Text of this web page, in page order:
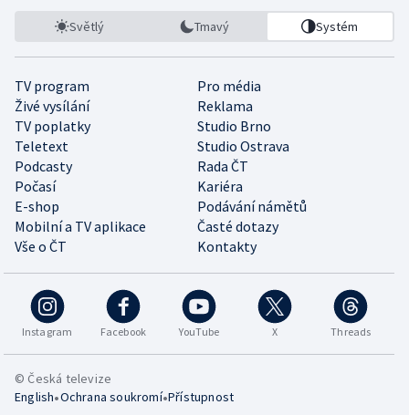
Světlý Tmavý Systém
TV program
Pro média
Živé vysílání
Reklama
TV poplatky
Studio Brno
Teletext
Studio Ostrava
Podcasty
Rada ČT
Počasí
Kariéra
E-shop
Podávání námětů
Mobilní a TV aplikace
Časté dotazy
Vše o ČT
Kontakty
Instagram Facebook YouTube X Threads
© Česká televize
English•Ochrana soukromí•Přístupnost